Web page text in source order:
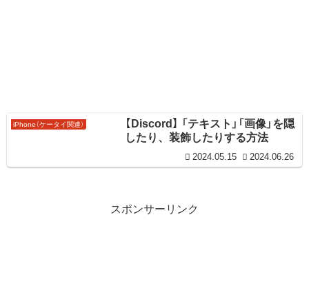
iPhone（ケータイ関連）
【Discord】 「テキスト」「画像」を隠
したり、装飾したりする方法
2024.05.15 2024.06.26
スポンサーリンク